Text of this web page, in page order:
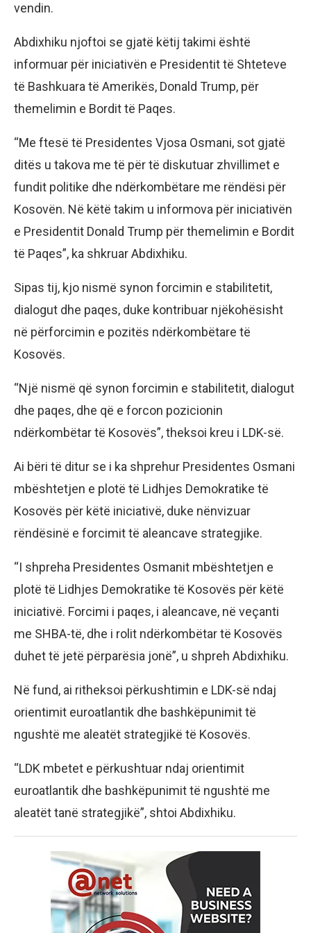
vendin.
Abdixhiku njoftoi se gjatë këtij takimi është
informuar për iniciativën e Presidentit të Shteteve
të Bashkuara të Amerikës, Donald Trump, për
themelimin e Bordit të Paqes.
“Me ftesë të Presidentes Vjosa Osmani, sot gjatë
ditës u takova me të për të diskutuar zhvillimet e
fundit politike dhe ndërkombëtare me rëndësi për
Kosovën. Në këtë takim u informova për iniciativën
e Presidentit Donald Trump për themelimin e Bordit
të Paqes”, ka shkruar Abdixhiku.
Sipas tij, kjo nismë synon forcimin e stabilitetit,
dialogut dhe paqes, duke kontribuar njëkohësisht
në përforcimin e pozitës ndërkombëtare të
Kosovës.
“Një nismë që synon forcimin e stabilitetit, dialogut
dhe paqes, dhe që e forcon pozicionin
ndërkombëtar të Kosovës”, theksoi kreu i LDK-së.
Ai bëri të ditur se i ka shprehur Presidentes Osmani
mbështetjen e plotë të Lidhjes Demokratike të
Kosovës për këtë iniciativë, duke nënvizuar
rëndësinë e forcimit të aleancave strategjike.
“I shpreha Presidentes Osmanit mbështetjen e
plotë të Lidhjes Demokratike të Kosovës për këtë
iniciativë. Forcimi i paqes, i aleancave, në veçanti
me SHBA-të, dhe i rolit ndërkombëtar të Kosovës
duhet të jetë përparësia jonë”, u shpreh Abdixhiku.
Në fund, ai ritheksoi përkushtimin e LDK-së ndaj
orientimit euroatlantik dhe bashkëpunimit të
ngushtë me aleatët strategjikë të Kosovës.
“LDK mbetet e përkushtuar ndaj orientimit
euroatlantik dhe bashkëpunimit të ngushtë me
aleatët tanë strategjikë”, shtoi Abdixhiku.